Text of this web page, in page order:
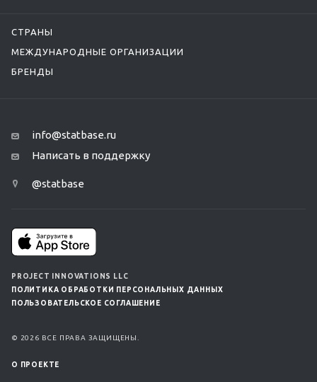
СТРАНЫ
МЕЖДУНАРОДНЫЕ ОРГАНИЗАЦИИ
БРЕНДЫ
info@statbase.ru
Написать в поддержку
@statbase
PROJECT INNOVATIONS LLC
ПОЛИТИКА ОБРАБОТКИ ПЕРСОНАЛЬНЫХ ДАННЫХ
ПОЛЬЗОВАТЕЛЬСКОЕ СОГЛАШЕНИЕ
© 2026 ВСЕ ПРАВА ЗАЩИЩЕНЫ.
О ПРОЕКТЕ